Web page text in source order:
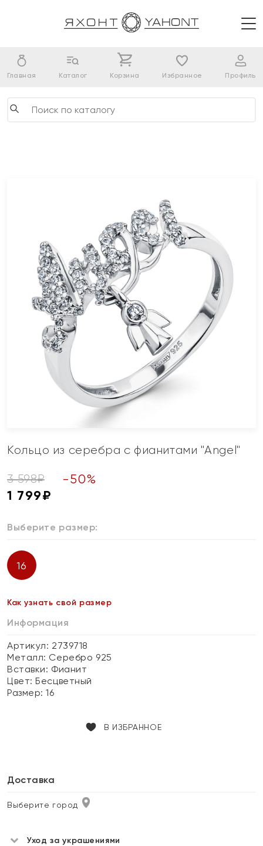
Главная Каталог Корзина Избранное Профиль
Кольцо из серебра с фианитами "Angel"
3 598₽ -50%
1 799₽
Выберите размер:
16
Как узнать свой размер
Информация
Артикул: 2739718
Металл: Серебро 925
Вставки: Фианит
Цвет:Бесцветный
Размер:16
В ИЗБРАННОЕ
Доставка
Выберите город
Уход за украшениями